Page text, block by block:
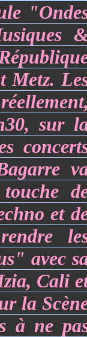
"
Metz.
sur
et
avec
Cali
la
à ne